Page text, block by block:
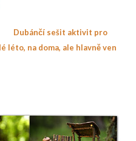
Dubánčí sešit aktivit pro
léto, na doma, ale hlavně ven